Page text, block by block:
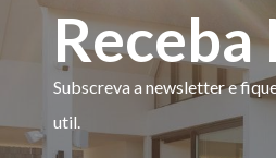
Receba
Subscreva a newsletter e
util.